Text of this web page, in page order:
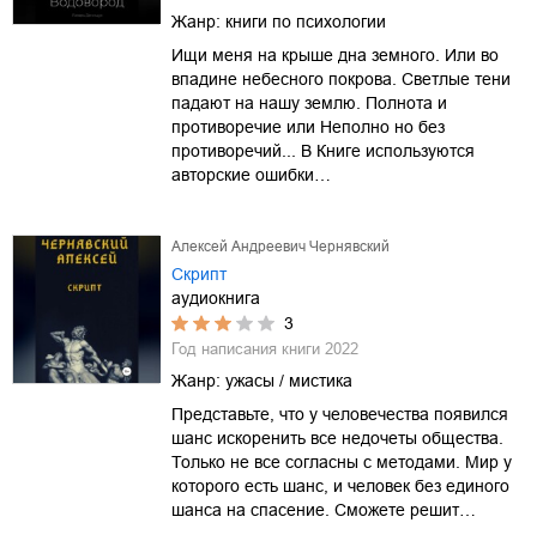
Жанр: книги по психологии
Ищи меня на крыше дна земного. Или во
впадине небесного покрова. Светлые тени
падают на нашу землю. Полнота и
противоречие или Неполно но без
противоречий... В Книге используются
авторские ошибки…
Алексей Андреевич Чернявский
Скрипт
аудиокнига
3
Год написания книги 2022
Жанр: ужасы / мистика
Представьте, что у человечества появился
шанс искоренить все недочеты общества.
Только не все согласны с методами. Мир у
которого есть шанс, и человек без единого
шанса на спасение. Сможете решит…